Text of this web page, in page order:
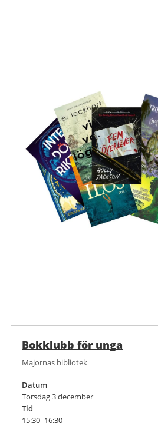
Bokklubb för unga
Majornas bibliotek
Datum
Torsdag 3 december
Tid
15:30–16:30